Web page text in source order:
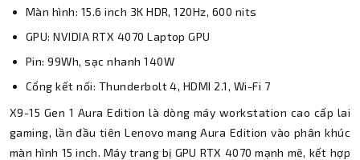
Màn hình: 15.6 inch 3K HDR, 120Hz, 600 nits
GPU: NVIDIA RTX 4070 Laptop GPU
Pin: 99Wh, sạc nhanh 140W
Cổng kết nối: Thunderbolt 4, HDMI 2.1, Wi-Fi 7
X9-15 Gen 1 Aura Edition là dòng máy workstation cao cấp lai
gaming, lần đầu tiên Lenovo mang Aura Edition vào phân khúc
màn hình 15 inch. Máy trang bị GPU RTX 4070 mạnh mẽ, kết hợp